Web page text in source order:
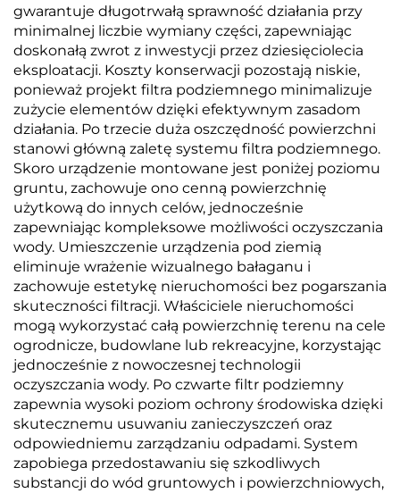
gwarantuje długotrwałą sprawność działania przy
minimalnej liczbie wymiany części, zapewniając
doskonałą zwrot z inwestycji przez dziesięciolecia
eksploatacji. Koszty konserwacji pozostają niskie,
ponieważ projekt filtra podziemnego minimalizuje
zużycie elementów dzięki efektywnym zasadom
działania. Po trzecie duża oszczędność powierzchni
stanowi główną zaletę systemu filtra podziemnego.
Skoro urządzenie montowane jest poniżej poziomu
gruntu, zachowuje ono cenną powierzchnię
użytkową do innych celów, jednocześnie
zapewniając kompleksowe możliwości oczyszczania
wody. Umieszczenie urządzenia pod ziemią
eliminuje wrażenie wizualnego bałaganu i
zachowuje estetykę nieruchomości bez pogarszania
skuteczności filtracji. Właściciele nieruchomości
mogą wykorzystać całą powierzchnię terenu na cele
ogrodnicze, budowlane lub rekreacyjne, korzystając
jednocześnie z nowoczesnej technologii
oczyszczania wody. Po czwarte filtr podziemny
zapewnia wysoki poziom ochrony środowiska dzięki
skutecznemu usuwaniu zanieczyszczeń oraz
odpowiedniemu zarządzaniu odpadami. System
zapobiega przedostawaniu się szkodliwych
substancji do wód gruntowych i powierzchniowych,